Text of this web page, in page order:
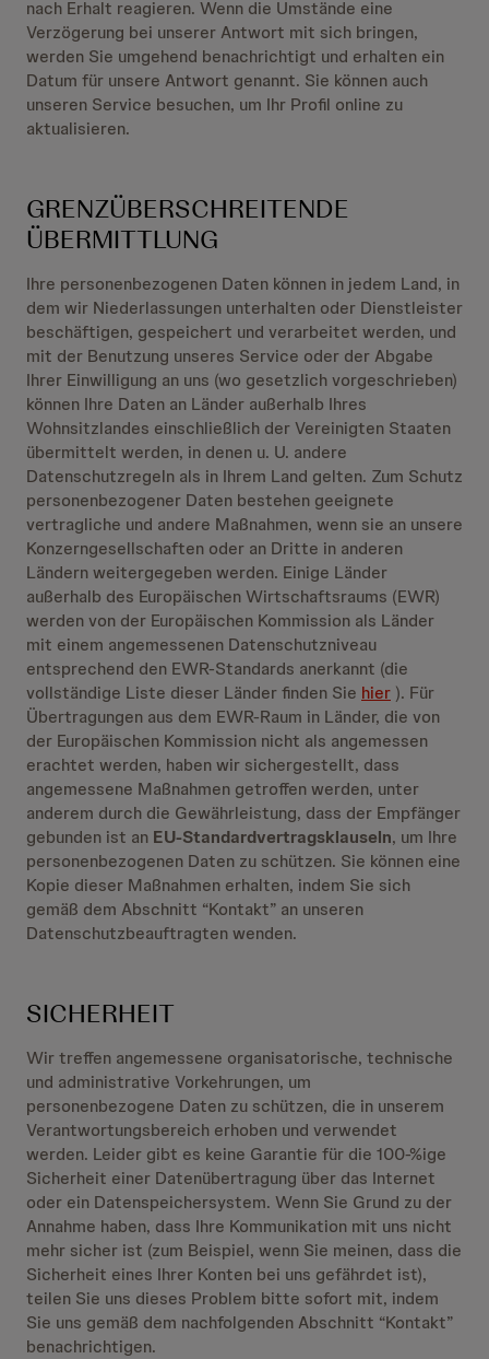
nach Erhalt reagieren. Wenn die Umstände eine
Verzögerung bei unserer Antwort mit sich bringen,
werden Sie umgehend benachrichtigt und erhalten ein
Datum für unsere Antwort genannt. Sie können auch
unseren Service besuchen, um Ihr Profil online zu
aktualisieren.
GRENZÜBERSCHREITENDE
ÜBERMITTLUNG
Ihre personenbezogenen Daten können in jedem Land, in
dem wir Niederlassungen unterhalten oder Dienstleister
beschäftigen, gespeichert und verarbeitet werden, und
mit der Benutzung unseres Service oder der Abgabe
Ihrer Einwilligung an uns (wo gesetzlich vorgeschrieben)
können Ihre Daten an Länder außerhalb Ihres
Wohnsitzlandes einschließlich der Vereinigten Staaten
übermittelt werden, in denen u. U. andere
Datenschutzregeln als in Ihrem Land gelten. Zum Schutz
personenbezogener Daten bestehen geeignete
vertragliche und andere Maßnahmen, wenn sie an unsere
Konzerngesellschaften oder an Dritte in anderen
Ländern weitergegeben werden. Einige Länder
außerhalb des Europäischen Wirtschaftsraums (EWR)
werden von der Europäischen Kommission als Länder
mit einem angemessenen Datenschutzniveau
entsprechend den EWR-Standards anerkannt (die
vollständige Liste dieser Länder finden Sie hier ). Für
Übertragungen aus dem EWR-Raum in Länder, die von
der Europäischen Kommission nicht als angemessen
erachtet werden, haben wir sichergestellt, dass
angemessene Maßnahmen getroffen werden, unter
anderem durch die Gewährleistung, dass der Empfänger
gebunden ist an EU-Standardvertragsklauseln, um Ihre
personenbezogenen Daten zu schützen. Sie können eine
Kopie dieser Maßnahmen erhalten, indem Sie sich
gemäß dem Abschnitt “Kontakt” an unseren
Datenschutzbeauftragten wenden.
SICHERHEIT
Wir treffen angemessene organisatorische, technische
und administrative Vorkehrungen, um
personenbezogene Daten zu schützen, die in unserem
Verantwortungsbereich erhoben und verwendet
werden. Leider gibt es keine Garantie für die 100-%ige
Sicherheit einer Datenübertragung über das Internet
oder ein Datenspeichersystem. Wenn Sie Grund zu der
Annahme haben, dass Ihre Kommunikation mit uns nicht
mehr sicher ist (zum Beispiel, wenn Sie meinen, dass die
Sicherheit eines Ihrer Konten bei uns gefährdet ist),
teilen Sie uns dieses Problem bitte sofort mit, indem
Sie uns gemäß dem nachfolgenden Abschnitt “Kontakt”
benachrichtigen.